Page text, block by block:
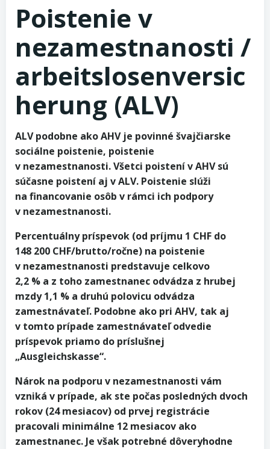
Poistenie v
nezamestnanosti /
arbeitslosenversic
herung (ALV)
ALV podobne ako AHV je povinné švajčiarske
sociálne poistenie, poistenie
v nezamestnanosti. Všetci poistení v AHV sú
súčasne poistení aj v ALV. Poistenie slúži
na financovanie osôb v rámci ich podpory
v nezamestnanosti.
Percentuálny príspevok (od príjmu 1 CHF do
148 200 CHF/brutto/ročne) na poistenie
v nezamestnanosti predstavuje celkovo
2,2 % a z toho zamestnanec odvádza z hrubej
mzdy 1,1 % a druhú polovicu odvádza
zamestnávateľ. Podobne ako pri AHV, tak aj
v tomto prípade zamestnávateľ odvedie
príspevok priamo do príslušnej
„Ausgleichskasse“.
Nárok na podporu v nezamestnanosti vám
vzniká v prípade, ak ste počas posledných dvoch
rokov (24 mesiacov) od prvej registrácie
pracovali minimálne 12 mesiacov ako
zamestnanec. Je však potrebné dôveryhodne